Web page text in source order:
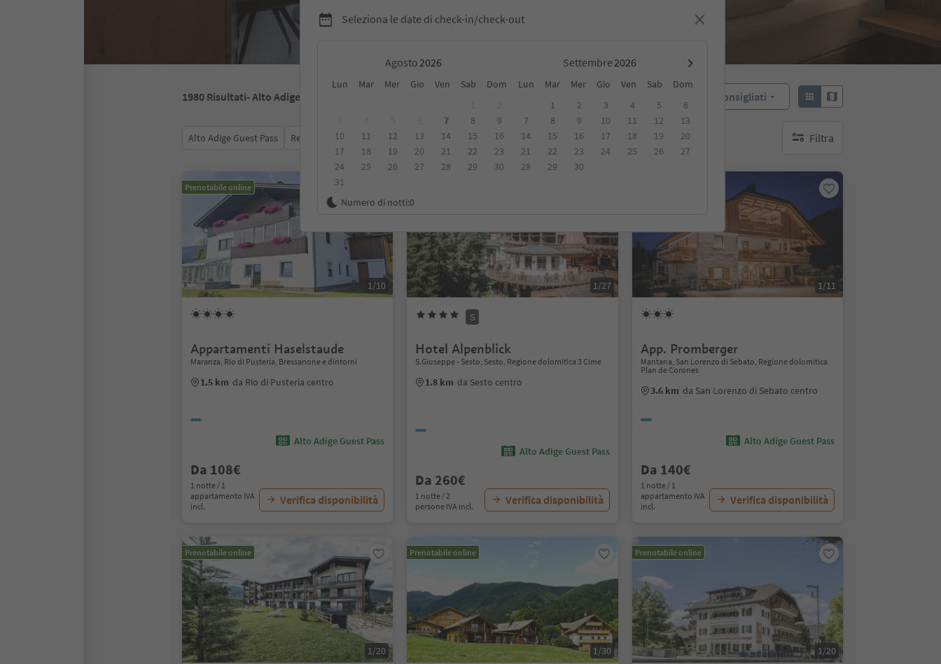
Seleziona le date di check-in/check-out
Agosto Settembre
Lun Mar Mer Gio Ven Sab Dom Lun Mar Mer Gio Ven Sab
Dom
7 8
9
10
11 12 13 14 15
16
17
18 19 20 21 22
23
24
25 26 27 28 29
30
31
1 2 3 4 5
6
7
8 9 10 11 12
13
14
15 16 17 18 19
20
21
22 23 24 25 26
27
28
29 30
Numero di notti:0
1980 Risultati- Alto Adige Consigliati
Alto Adige Guest Pass Recensioni Categoria Trattamento Alloggi sostenibili Filtra
nessun filtro attivo
Prenotabile online
1/10
Appartamenti Haselstaude
Maranza, Rio di Pusteria, Bressanone e dintorni
1.5 km da Rio di Pusteria centro
Alto Adige Guest Pass
Da 108€
1 notte / 1
appartamento IVA
incl.
Verifica disponibilità
1/27
S
Hotel Alpenblick
S.Giuseppe - Sesto, Sesto, Regione dolomitica 3 Cime
1.8 km da Sesto centro
Alto Adige Guest Pass
Da 260€
1 notte / 2
persone IVA incl.
Verifica disponibilità
1/11
App. Promberger
Mantana, San Lorenzo di Sebato, Regione dolomitica
Plan de Corones
3.6 km da San Lorenzo di Sebato centro
Alto Adige Guest Pass
Da 140€
1 notte / 1
appartamento IVA
incl.
Verifica disponibilità
Prenotabile online
1/20
Prenotabile online
1/30
Prenotabile online
1/20